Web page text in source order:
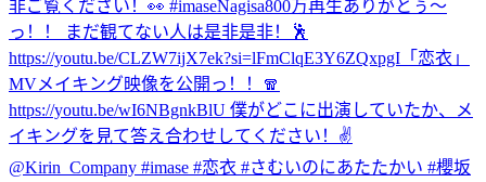
非ご覧ください！👀 #imaseNagisa800万再生ありがとぅ〜
っ！！ まだ観てない人は是非是非！🕺
https://youtu.be/CLZW7ijX7ek?si=lFmClqE3Y6ZQxpgI 「恋衣」
MVメイキング映像を公開っ！！🧣
https://youtu.be/wI6NBgnkBlU 僕がどこに出演していたか、メ
イキングを見て答え合わせしてください！✌️
@Kirin_Company #imase #恋衣 #さむいのにあたたかい #櫻坂